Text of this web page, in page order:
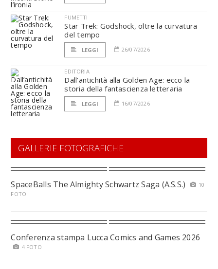
FUMETTI
Star Trek: Godshock, oltre la curvatura
del tempo
LEGGI 26/07/2026
EDITORIA
Dall’antichità alla Golden Age: ecco la
storia della fantascienza letteraria
LEGGI 16/07/2026
GALLERIE FOTOGRAFICHE
SpaceBalls The Almighty Schwartz Saga (A.S.S.)
10
FOTO
Conferenza stampa Lucca Comics and Games 2026
4 FOTO